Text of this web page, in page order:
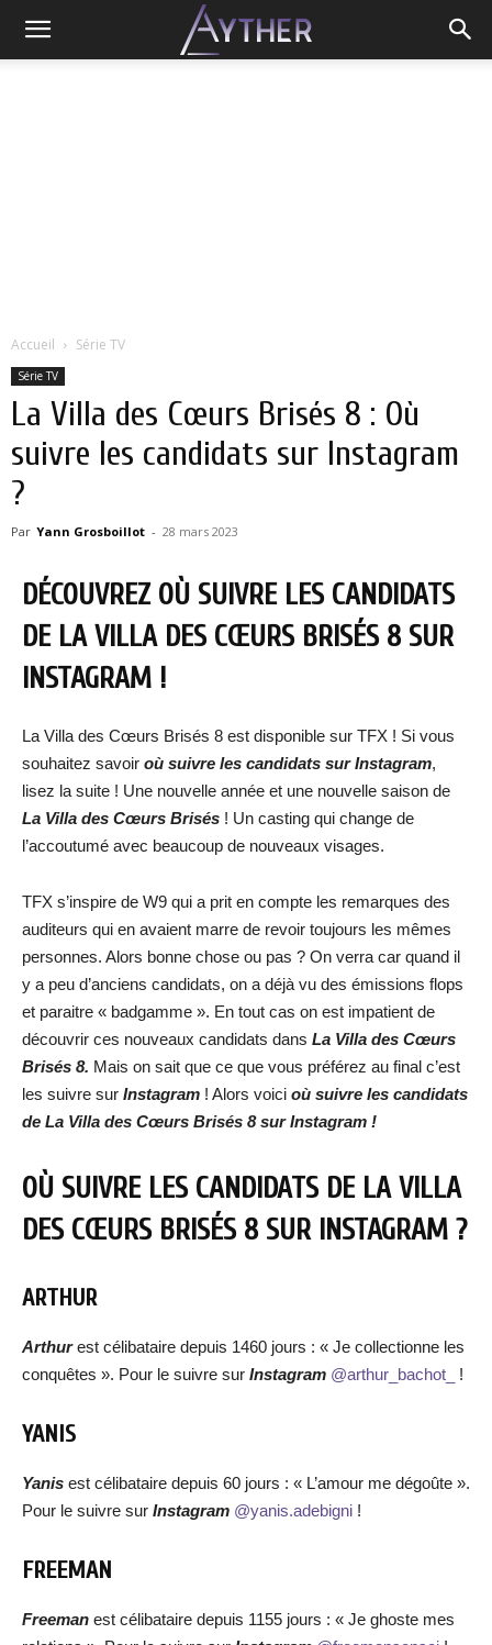
Accueil Série TV
Série TV
La Villa des Cœurs Brisés 8 : Où
suivre les candidats sur Instagram
?
Par Yann Grosboillot - 28 mars 2023
DÉCOUVREZ OÙ SUIVRE LES CANDIDATS
DE LA VILLA DES CŒURS BRISÉS 8 SUR
INSTAGRAM !
La Villa des Cœurs Brisés 8 est disponible sur TFX ! Si vous
souhaitez savoir où suivre les candidats sur Instagram,
lisez la suite ! Une nouvelle année et une nouvelle saison de
La Villa des Cœurs Brisés ! Un casting qui change de
l’accoutumé avec beaucoup de nouveaux visages.
TFX s’inspire de W9 qui a prit en compte les remarques des
auditeurs qui en avaient marre de revoir toujours les mêmes
personnes. Alors bonne chose ou pas ? On verra car quand il
y a peu d’anciens candidats, on a déjà vu des émissions flops
et paraitre « badgamme ». En tout cas on est impatient de
découvrir ces nouveaux candidats dans La Villa des Cœurs
Brisés 8. Mais on sait que ce que vous préférez au final c’est
les suivre sur Instagram ! Alors voici où suivre les candidats
de La Villa des Cœurs Brisés 8 sur Instagram !
OÙ SUIVRE LES CANDIDATS DE LA VILLA
DES CŒURS BRISÉS 8 SUR INSTAGRAM ?
ARTHUR
Arthurest célibataire depuis 1460 jours : « Je collectionne les
conquêtes ». Pour le suivre sur Instagram @arthur_bachot_ !
YANIS
Yanis est célibataire depuis 60 jours : « L’amour me dégoûte ».
Pour le suivre sur Instagram @yanis.adebigni !
FREEMAN
Freeman est célibataire depuis 1155 jours : « Je ghoste mes